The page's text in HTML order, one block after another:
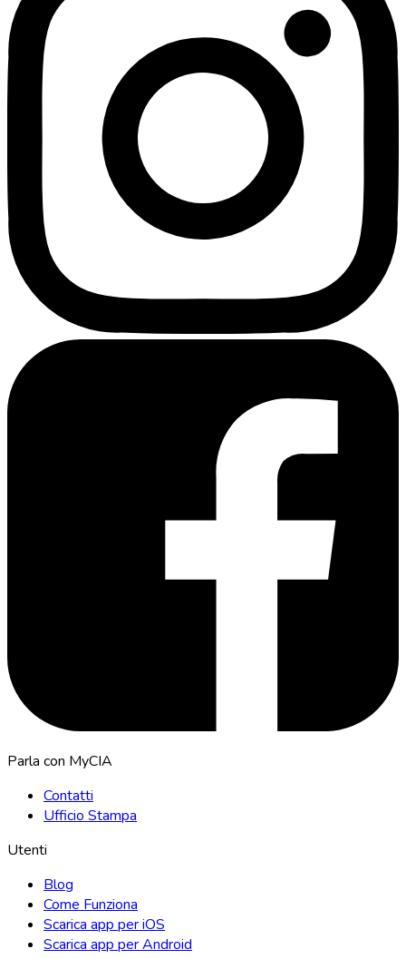
Parla con MyCIA
Contatti
Ufficio Stampa
Utenti
Blog
Come Funziona
Scarica app per iOS
Scarica app per Android